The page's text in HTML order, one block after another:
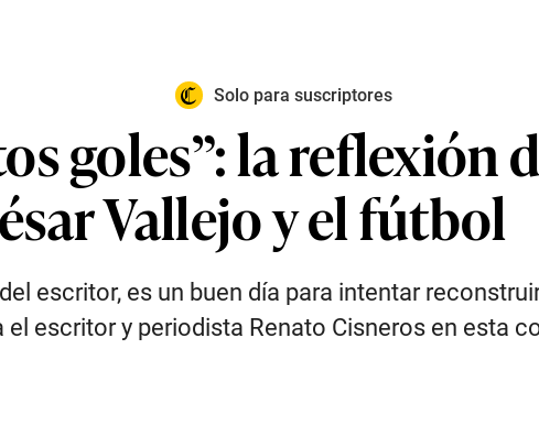
Solo para suscriptores
goles”: la reflexión
Vallejo y el fútbol
escritor, es un buen día para intentar
escritor y periodista Renato Cisneros en esta